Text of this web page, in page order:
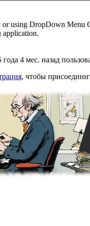
or using DropDown Menu
4 мес. назад
, чтобы